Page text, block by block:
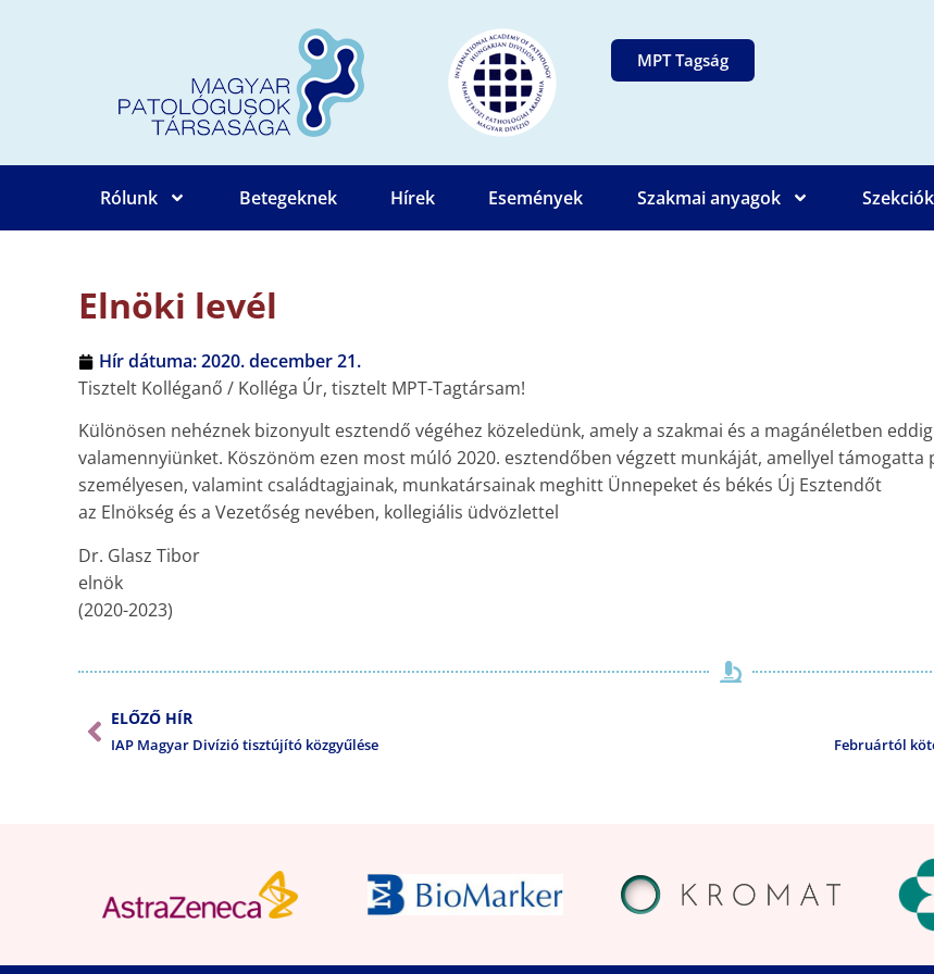
MPT Tagság
Rólunk Betegeknek Hírek Események Szakmai anyagok Szekciók
Elnöki levél
Hír dátuma:2020. december 21.
Tisztelt Kolléganő / Kolléga Úr, tisztelt MPT-Tagtársam!
Különösen nehéznek bizonyult esztendő végéhez közeledünk, amely a szakmai és a magánéletben
valamennyiünket. Köszönöm ezen most múló 2020. esztendőben végzett munkáját, amellyel
személyesen, valamint családtagjainak, munkatársainak meghitt Ünnepeket és békés Új Esztendőt
az Elnökség és a Vezetőség nevében, kollegiális üdvözlettel
Dr. Glasz Tibor
elnök
(2020-2023)
ELŐZŐ HÍR
IAP Magyar Divízió tisztújító közgyűlése Februártól